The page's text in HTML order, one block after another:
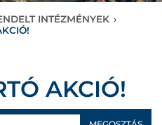
INTÉZMÉNYEK ›
AKCIÓ!